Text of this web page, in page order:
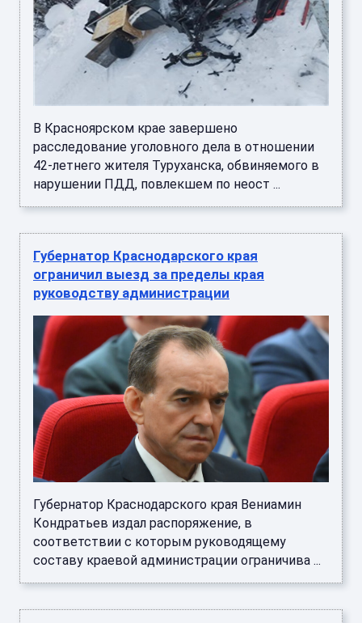
В Красноярском крае завершено
расследование уголовного дела в отношении
42-летнего жителя Туруханска, обвиняемого в
нарушении ПДД, повлекшем по неост ...
Губернатор Краснодарского края
ограничил выезд за пределы края
руководству администрации
Губернатор Краснодарского края Вениамин
Кондратьев издал распоряжение, в
соответствии с которым руководящему
составу краевой администрации ограничива ...